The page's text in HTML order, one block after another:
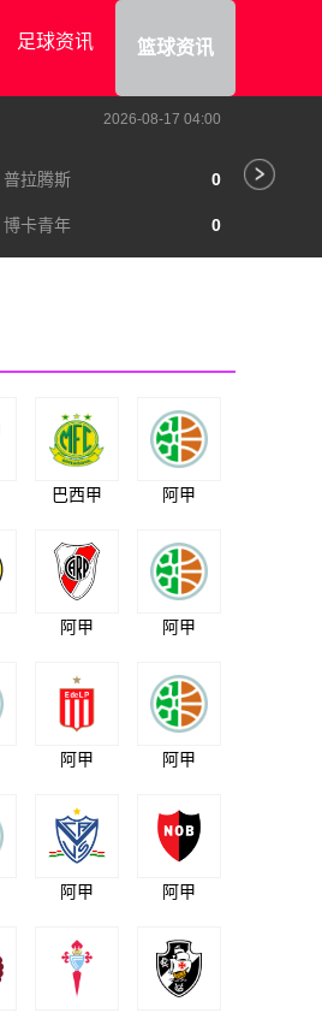
足球资讯 篮球资讯
2026-08-17 04:00
普拉腾斯 0
博卡青年 0
巴西甲 阿甲
阿甲 阿甲
阿甲 阿甲
阿甲 阿甲